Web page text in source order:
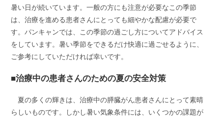
暑い日が続いています。一般の方にも注意が必要なこの季節
は、治療を進める患者さんにとっても細やかな配慮が必要で
す。パンキャンでは、この季節の過ごし方についてアドバイス
をしています。暑い季節をできるだけ快適に過ごせるように、
ご参考にしていただければ幸いです。
■治療中の患者さんのための夏の安全対策
夏の多くの輝きは、治療中の膵臓がん患者さんにとって素晴
らしいものです。しかし暑い気象条件には、いくつかの課題が